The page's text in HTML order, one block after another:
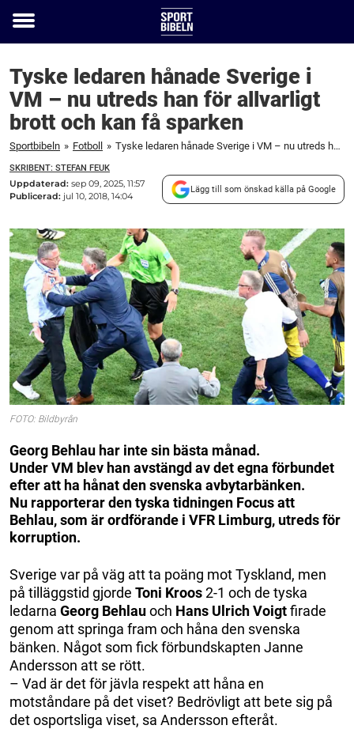
Toggle
Tyske ledaren hånade Sverige i
VM – nu utreds han för allvarligt
brott och kan få sparken
Sportbibeln » Fotboll » Tyske ledaren hånade Sverige i VM – nu utreds han för allvarligt brott och kan få sparken
SKRIBENT: STEFAN FEUK
Uppdaterad: sep 09, 2025, 11:57
Publicerad: jul 10, 2018, 14:04
Lägg till som önskad källa på Google
FOTO: Bildbyrån
Georg Behlau har inte sin bästa månad.
Under VM blev han avstängd av det egna förbundet
efter att ha hånat den svenska avbytarbänken.
Nu rapporterar den tyska tidningen Focus att
Behlau, som är ordförande i VFR Limburg, utreds för
korruption.
Sverige var på väg att ta poäng mot Tyskland, men
på tilläggstid gjorde Toni Kroos2-1 och de tyska
ledarna Georg Behlauoch Hans Ulrich Voigtfirade
genom att springa fram och håna den svenska
bänken. Något som fick förbundskapten Janne
Andersson att se rött.
– Vad är det för jävla respekt att håna en
motståndare på det viset? Bedrövligt att bete sig på
det osportsliga viset, sa Andersson efteråt.